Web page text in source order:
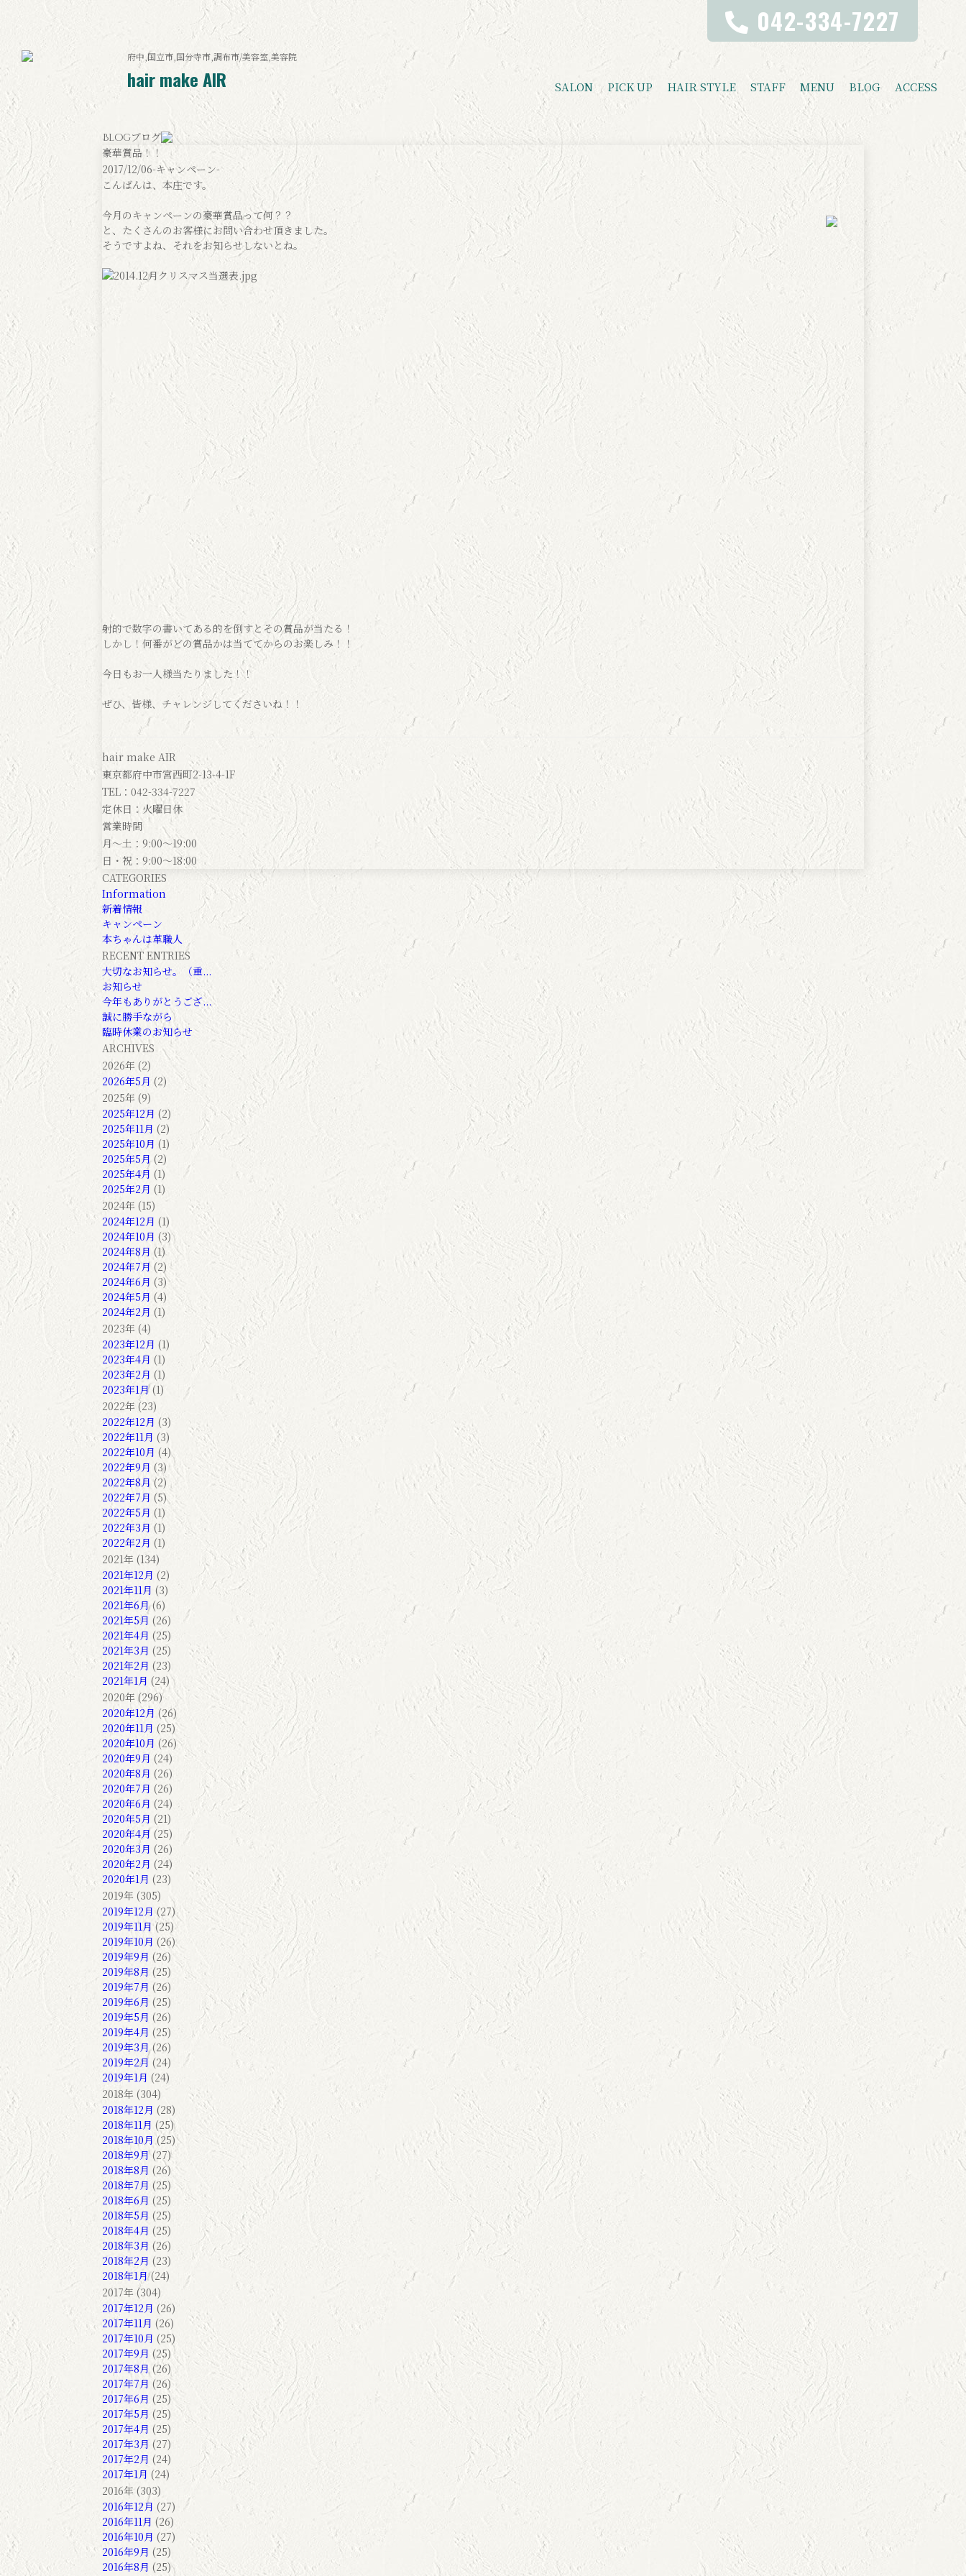
042-334-7227
府中,国立市,国分寺市,調布市/美容室,美容院
hair make AIR SALON PICK UP HAIR STYLE STAFF MENU BLOG ACCESS
Blogブログ
豪華賞品！！
2017/12/06-キャンペーン-
こんばんは、本庄です。
今月のキャンペーンの豪華賞品って何？？
と、たくさんのお客様にお問い合わせ頂きました。
そうですよね、それをお知らせしないとね。
射的で数字の書いてある的を倒すとその賞品が当たる！
しかし！何番がどの賞品かは当ててからのお楽しみ！！
今日もお一人様当たりました！！
ぜひ、皆様、チャレンジしてくださいね！！
hair make AIR
東京都府中市宮西町2-13-4-1F
TEL：042-334-7227
定休日：火曜日休
営業時間
月～土：9:00～19:00
日・祝：9:00～18:00
CATEGORIES
Information
新着情報
キャンペーン
本ちゃんは革職人
RECENT ENTRIES
大切なお知らせ。（重...
お知らせ
今年もありがとうござ...
誠に勝手ながら
臨時休業のお知らせ
ARCHIVES
2026年 (2)
2026年5月 (2)
2025年 (9)
2025年12月 (2)
2025年11月 (2)
2025年10月 (1)
2025年5月 (2)
2025年4月 (1)
2025年2月 (1)
2024年 (15)
2024年12月 (1)
2024年10月 (3)
2024年8月 (1)
2024年7月 (2)
2024年6月 (3)
2024年5月 (4)
2024年2月 (1)
2023年 (4)
2023年12月 (1)
2023年4月 (1)
2023年2月 (1)
2023年1月(1)
2022年 (23)
2022年12月 (3)
2022年11月 (3)
2022年10月 (4)
2022年9月 (3)
2022年8月 (2)
2022年7月 (5)
2022年5月 (1)
2022年3月 (1)
2022年2月 (1)
2021年 (134)
2021年12月 (2)
2021年11月 (3)
2021年6月(6)
2021年5月 (26)
2021年4月 (25)
2021年3月 (25)
2021年2月 (23)
2021年1月 (24)
2020年 (296)
2020年12月 (26)
2020年11月 (25)
2020年10月 (26)
2020年9月 (24)
2020年8月 (26)
2020年7月 (26)
2020年6月 (24)
2020年5月 (21)
2020年4月 (25)
2020年3月 (26)
2020年2月 (24)
2020年1月 (23)
2019年 (305)
2019年12月 (27)
2019年11月(25)
2019年10月 (26)
2019年9月 (26)
2019年8月 (25)
2019年7月 (26)
2019年6月 (25)
2019年5月 (26)
2019年4月 (25)
2019年3月(26)
2019年2月 (24)
2019年1月 (24)
2018年 (304)
2018年12月 (28)
2018年11月 (25)
2018年10月 (25)
2018年9月(27)
2018年8月 (26)
2018年7月 (25)
2018年6月 (25)
2018年5月 (25)
2018年4月 (25)
2018年3月 (26)
2018年2月 (23)
2018年1月(24)
2017年 (304)
2017年12月 (26)
2017年11月 (26)
2017年10月 (25)
2017年9月 (25)
2017年8月 (26)
2017年7月 (26)
2017年6月 (25)
2017年5月 (25)
2017年4月 (25)
2017年3月 (27)
2017年2月 (24)
2017年1月 (24)
2016年 (303)
2016年12月 (27)
2016年11月 (26)
2016年10月 (27)
2016年9月 (25)
2016年8月 (25)